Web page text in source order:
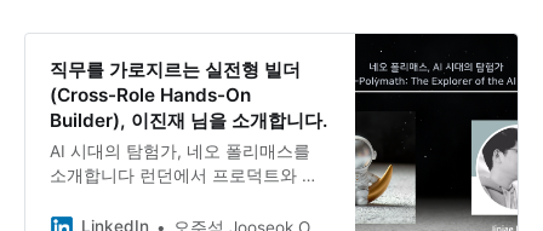
의 손과 머리를 한 몸에 품었던 장영
실 어른을 21세기 네오폴리매스의 관
점에서 만나봅니다. 인터뷰 Q1.
직무를 가로지르는 실전형 빌더
(Cross-Role Hands-On
Builder), 이진재 님을 소개합니다.
AI 시대의 탐험가, 네오 폴리매스를
소개합니다 런던에서 프로덕트와 사
Jinjae Lee 이진재님과의 대화 영국
LinkedIn 오주석 Jooseok Oh, DBA, Ph.D.